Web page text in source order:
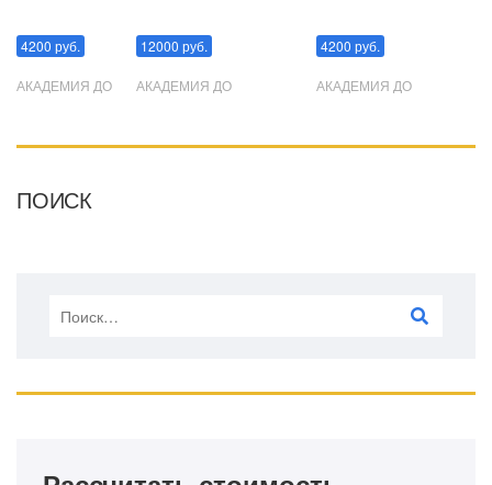
4200 руб.
АКАДЕМИЯ ДО
12000 руб.
АКАДЕМИЯ ДО
4200 руб.
АКАДЕМИЯ ДО
ПОИСК